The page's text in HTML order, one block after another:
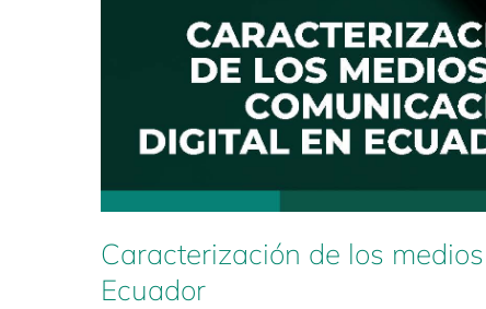
Caracterización de los
Ecuador